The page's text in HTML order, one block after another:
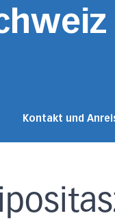
Kontakt und